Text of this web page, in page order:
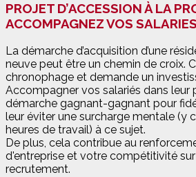
PROJET D’ACCESSION À LA
ACCOMPAGNEZ VOS SALARIES
La démarche d’acquisition d’une
neuve peut être un chemin de croix.
chronophage et demande un
Accompagner vos salariés dans leur
démarche gagnant-gagnant pour
leur éviter une surcharge mentale (y
heures de travail) à ce sujet.
De plus, cela contribue au
d'entreprise et votre compétitivité
recrutement.